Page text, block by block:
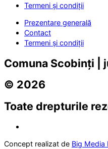
Termeni și condiții
Prezentare generală
Contact
Termeni și condiții
Comuna Scobinți |
© 2026
Toate drepturile
Concept realizat de Big Media